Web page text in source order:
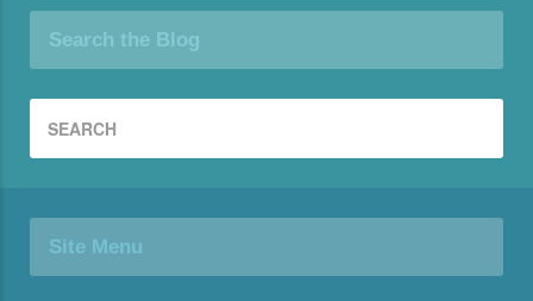
Search the Blog
Site Menu